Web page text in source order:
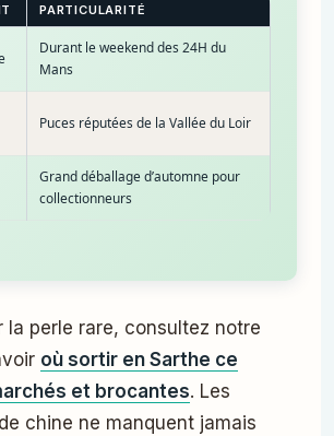
PARTICULARITÉ
Durant le weekend des 24H du
Mans
Puces réputées de la Vallée du Loir
Grand déballage d’automne pour
collectionneurs
la perle rare, consultez notre
où sortir en Sarthe ce
et brocantes. Les
chine ne manquent jamais